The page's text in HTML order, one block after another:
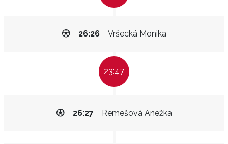
Vršecká Monika
26:26
23:47
Remešová Anežka
26:27